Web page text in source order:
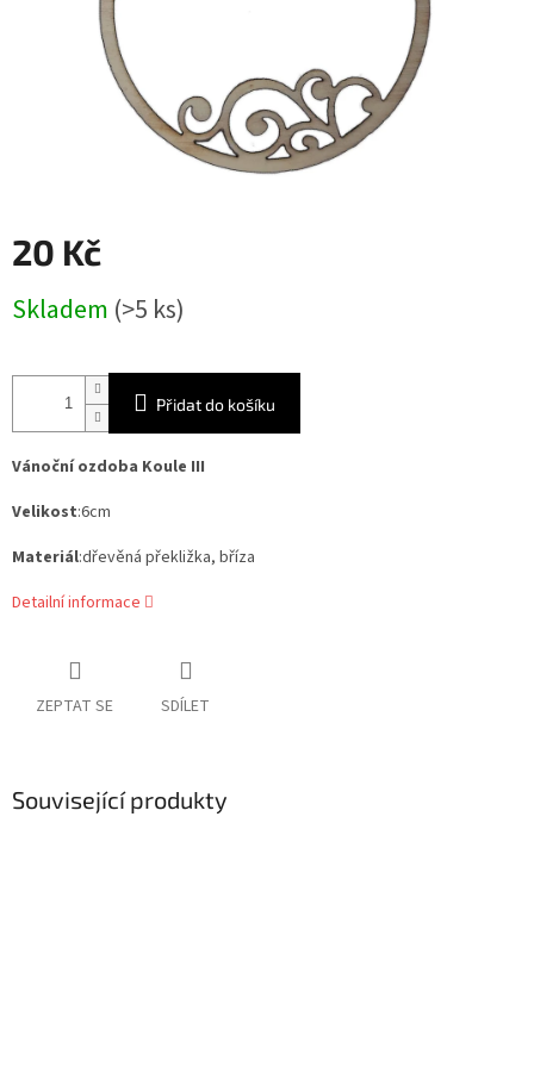
20 Kč
cena:
Skladem (>5 ks)
Přidat do košíku
Vánoční ozdoba Koule III
Velikost:6cm
Materiál:dřevěná překližka, bříza
Detailní informace
ZEPTAT SE SDÍLET
Související produkty